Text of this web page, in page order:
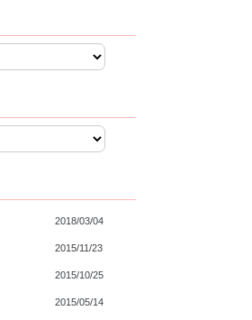
2018/03/04
2015/11/23
2015/10/25
2015/05/14